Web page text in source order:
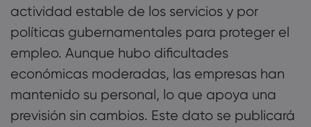
actividad estable de los servicios y por
políticas gubernamentales para proteger el
empleo. Aunque hubo dificultades
económicas moderadas, las empresas han
mantenido su personal, lo que apoya una
previsión sin cambios. Este dato se publicará